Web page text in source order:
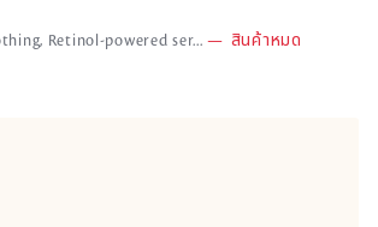
Retinol-powered ser...— สินค้าหมด